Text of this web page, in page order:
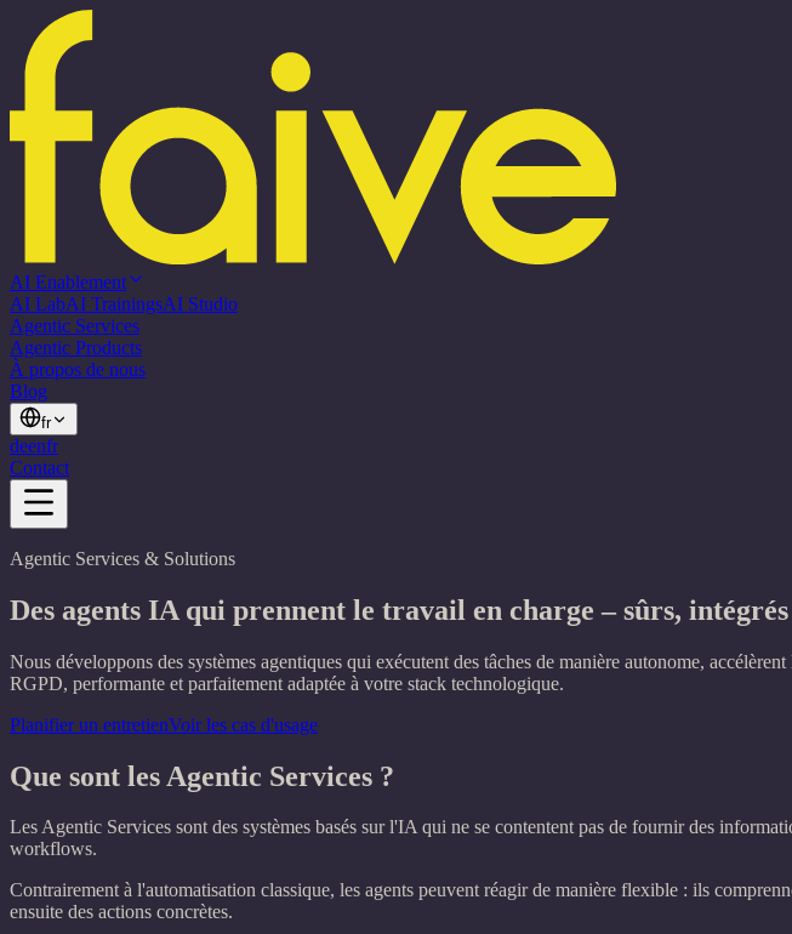
AI Enablement
AI LabAI TrainingsAI Studio
Agentic Services
Agentic Products
À propos de nous
Blog
fr
deenfr
Contact
Agentic Services & Solutions
Des agents IA qui prennent le travail en charge –sûrs,
Nous développons des systèmes agentiques qui exécutent des tâches de manière autonome,
RGPD, performante et parfaitement adaptée à votre stack technologique.
Planifier un entretienVoir les cas d'usage
Que sont les Agentic Services ?
Les Agentic Services sont des systèmes basés sur l'IA qui ne se contentent pas de fournir des
workflows.
Contrairement à l'automatisation classique, les agents peuvent réagir de manière flexible : ils
ensuite des actions concrètes.